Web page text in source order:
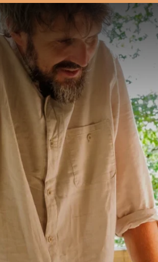
de l&#039;Aveyron